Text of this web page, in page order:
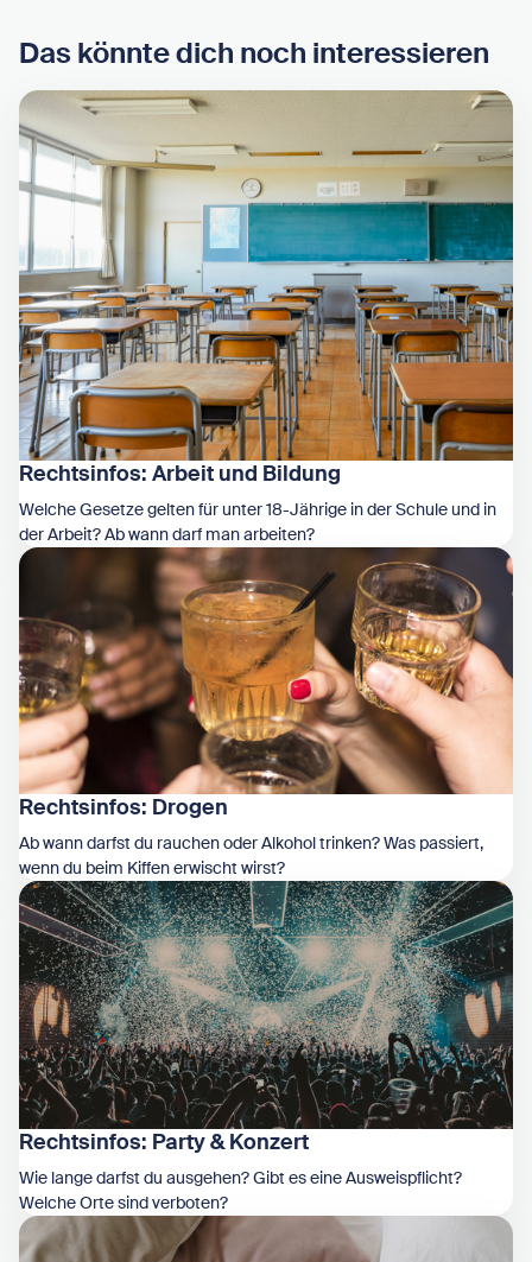
Das könnte dich noch interessieren
Rechtsinfos: Arbeit und Bildung
Welche Gesetze gelten für unter 18-Jährige in der Schule und in
der Arbeit? Ab wann darf man arbeiten?
Zeige Rechtsinfos: Arbeit und Bildung
Rechtsinfos: Drogen
Ab wann darfst du rauchen oder Alkohol trinken? Was passiert,
wenn du beim Kiffen erwischt wirst?
Zeige Rechtsinfos: Drogen
Rechtsinfos: Party & Konzert
Wie lange darfst du ausgehen? Gibt es eine Ausweispflicht?
Welche Orte sind verboten?
Zeige Rechtsinfos: Party & Konzert